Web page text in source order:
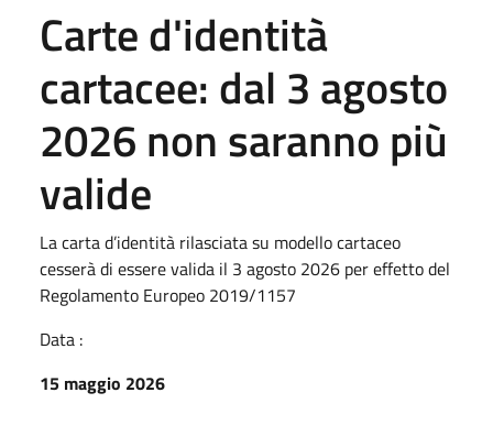
Carte d'identità
cartacee: dal 3 agosto
2026 non saranno più
valide
La carta d’identità rilasciata su modello cartaceo
cesserà di essere valida il 3 agosto 2026 per effetto del
Regolamento Europeo 2019/1157
Data :
15 maggio 2026